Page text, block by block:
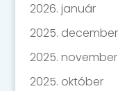
2026. január
2025. december
2025. november
2025. október